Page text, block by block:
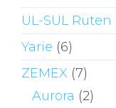
UL-SUL Ruten
Yarie (6)
ZEMEX (7)
Aurora (2)